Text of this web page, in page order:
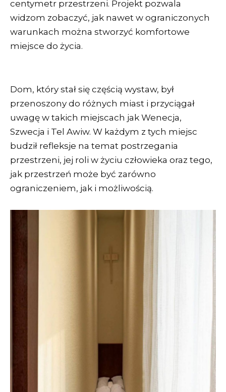
centymetr przestrzeni. Projekt pozwala
widzom zobaczyć, jak nawet w ograniczonych
warunkach można stworzyć komfortowe
miejsce do życia.
Dom, który stał się częścią wystaw, był
przenoszony do różnych miast i przyciągał
uwagę w takich miejscach jak Wenecja,
Szwecja i Tel Awiw. W każdym z tych miejsc
budził refleksje na temat postrzegania
przestrzeni, jej roli w życiu człowieka oraz tego,
jak przestrzeń może być zarówno
ograniczeniem, jak i możliwością.